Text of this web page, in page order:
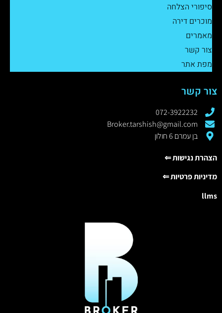
סיפורי הצלחה
מוכרים דירה
מאמרים
צור קשר
מפת אתר
צור קשר
072-3922232
Broker.tarshish@gmail.com
בן עמרם 6 חולון
הצהרת נגישות ⇐
מדיניות פרטיות ⇐
llms